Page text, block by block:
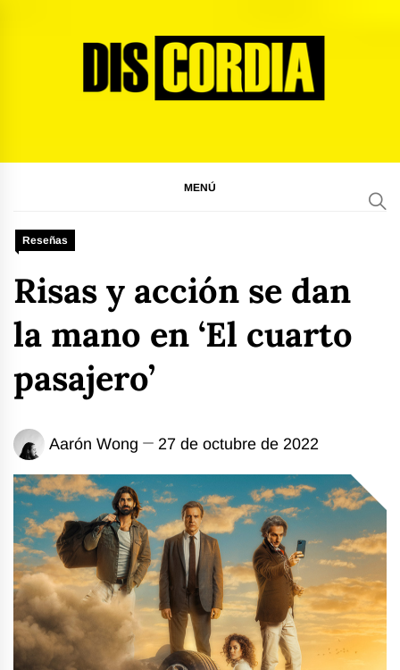
MENÚ
Reseñas
Risas y acción se dan
la mano en ‘El cuarto
pasajero’
Aarón Wong 27 de octubre de 2022